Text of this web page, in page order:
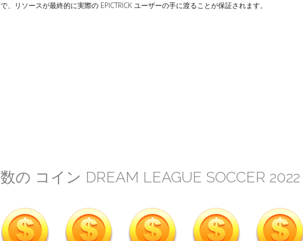
で、リソースが最終的に実際の EPICTRICK ユーザーの手に渡ることが保証されます。
数の コイン DREAM LEAGUE SOCCER 2022